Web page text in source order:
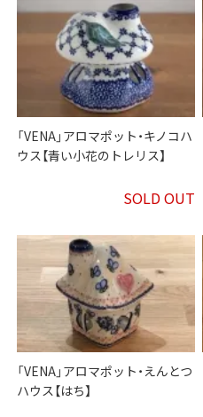
「VENA」アロマポット・キノコハ
ウス【青い小花のトレリス】
SOLD OUT
「VENA」アロマポット・えんとつ
ハウス【はち】